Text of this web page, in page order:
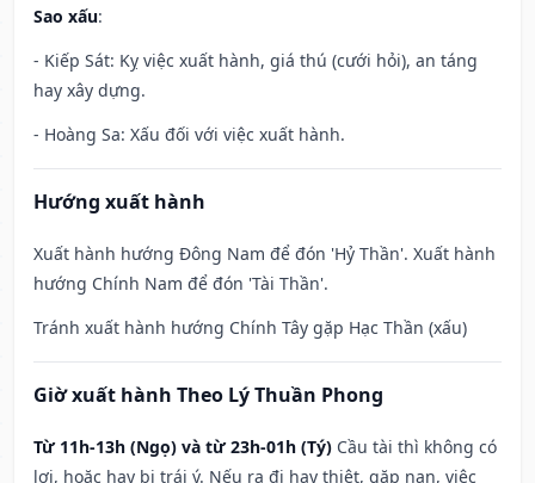
Sao xấu:
- Kiếp Sát: Kỵ việc xuất hành, giá thú (cưới hỏi), an táng
hay xây dựng.
- Hoàng Sa: Xấu đối với việc xuất hành.
Hướng xuất hành
Xuất hành hướng Đông Nam để đón 'Hỷ Thần'. Xuất hành
hướng Chính Nam để đón 'Tài Thần'.
Tránh xuất hành hướng Chính Tây gặp Hạc Thần (xấu)
Giờ xuất hành Theo Lý Thuần Phong
Từ 11h-13h (Ngọ) và từ 23h-01h (Tý) Cầu tài thì không có
lợi, hoặc hay bị trái ý. Nếu ra đi hay thiệt, gặp nạn, việc